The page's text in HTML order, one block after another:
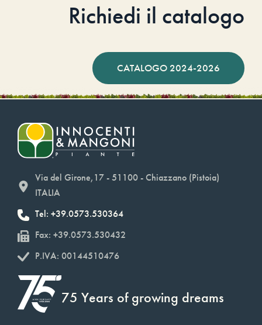
Richiedi il catalogo
CATALOGO 2024-2026
Via del Girone,17 - 51100 - Chiazzano (Pistoia)
ITALIA
Tel: +39.0573.530364
Fax: +39.0573.530432
P.IVA: 00144510476
75 Years of growing dreams